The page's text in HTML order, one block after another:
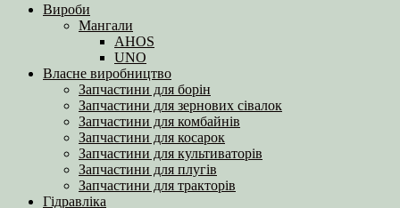
Вироби
Мангали
AHOS
UNO
Власне виробництво
Запчастини для борін
Запчастини для зернових сівалок
Запчастини для комбайнів
Запчастини для косарок
Запчастини для культиваторів
Запчастини для плугів
Запчастини для тракторів
Гідравліка